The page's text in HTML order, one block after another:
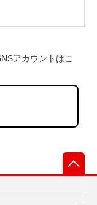
アカウントはこ